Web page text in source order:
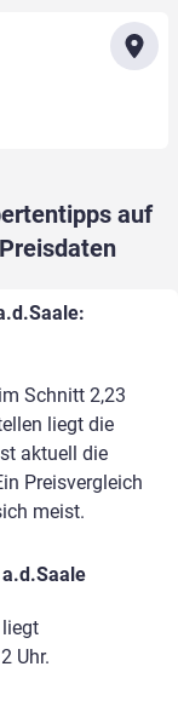
auf
Schnitt 2,23
liegt die
aktuell die
Preisvergleich
meist.
Uhr.